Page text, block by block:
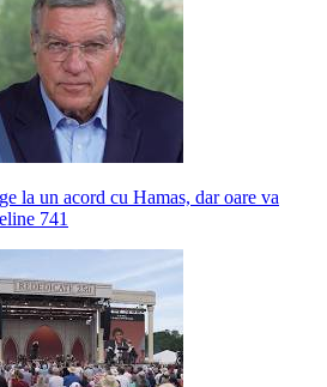
la un acord cu Hamas, dar oare va
741